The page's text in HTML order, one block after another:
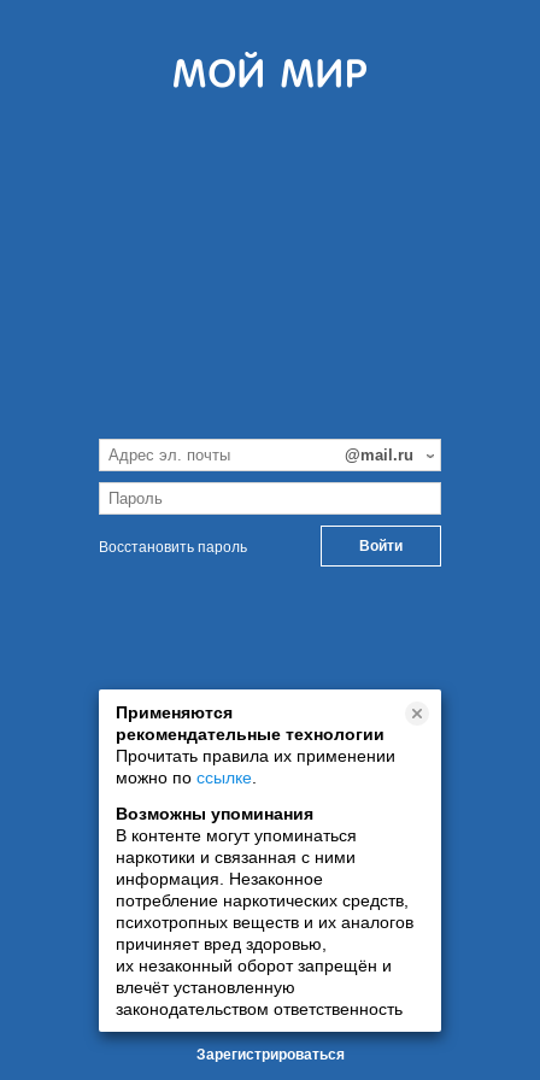
Восстановить пароль
Применяются
рекомендательные технологии
Прочитать правила их применении
можно по ссылке
Возможны упоминания
В контенте могут упоминаться
наркотики и связанная с ними
информация. Незаконное
потребление наркотических средств,
психотропных веществ и их аналогов
причиняет вред здоровью,
их незаконный оборот запрещён и
влечёт установленную
законодательством ответственность
Зарегистрироваться